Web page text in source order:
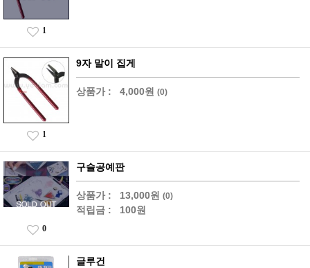
1
9자 말이 집게
상품가 : 4,000원 (0)
1
구슬공예판
상품가 : 13,000원 (0)
적립금 : 100원
0
글루건